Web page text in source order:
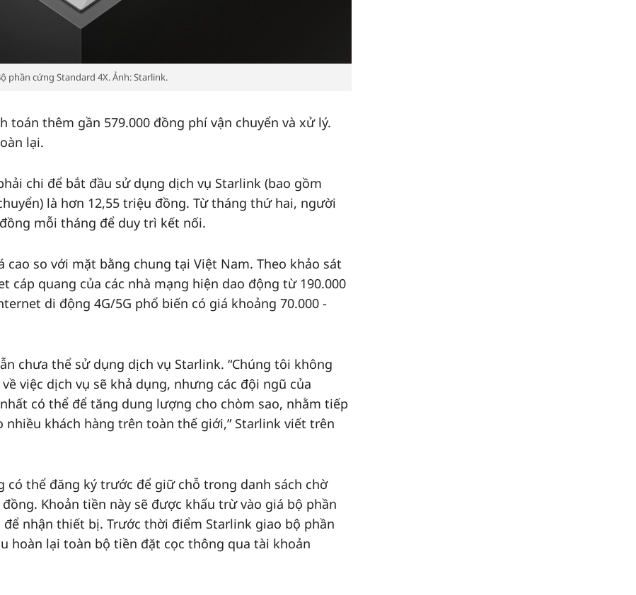
phần cứng Standard 4X. Ảnh: Starlink.
toán thêm gần 579.000 đồng phí vận chuyển và xử lý.
lại.
chi để bắt đầu sử dụng dịch vụ Starlink (bao gồm
là hơn 12,55 triệu đồng. Từ tháng thứ hai, người
mỗi tháng để duy trì kết nối.
cao so với mặt bằng chung tại Việt Nam. Theo khảo sát
cáp quang của các nhà mạng hiện dao động từ 190.000
di động 4G/5G phổ biến có giá khoảng 70.000 -
chưa thể sử dụng dịch vụ Starlink. “Chúng tôi không
việc dịch vụ sẽ khả dụng, nhưng các đội ngũ của
có thể để tăng dung lượng cho chòm sao, nhằm tiếp
khách hàng trên toàn thế giới,” Starlink viết trên
có thể đăng ký trước để giữ chỗ trong danh sách chờ
Khoản tiền này sẽ được khấu trừ vào giá bộ phần
nhận thiết bị. Trước thời điểm Starlink giao bộ phần
hoàn lại toàn bộ tiền đặt cọc thông qua tài khoản